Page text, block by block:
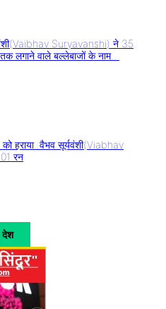
Suryavanshi) ने 35
लगाने वाले बल्लेबाजों के नाम..
हराया..वैभव सूर्यवंशी(Viabhav
रन
देश